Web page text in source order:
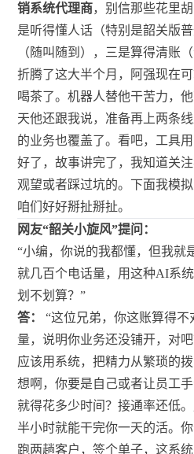
销系统代理商，别信那些花里
是听得懂人话（特别是韶关版
（随叫随到），三是算得清账
折腾了这大半个月，阿强现在
喝茶了。机器人替他干苦力，
天他还跟我说，准备再上两条
的业务也覆盖了。看吧，工具
好了，故事讲完了，我知道关
观望或者踩过坑的。下面我模
咱们好好掰扯掰扯。
网友“韶关小旋风”提问：
“小编，你说的我都懂，但我就
就几百个电话量，用这种AI系
划不划算？”
答：
“这位兄弟，你这账算得
量，说明你业务还没铺开，对
应该用系统，把精力从繁琐的
想啊，你要是自己或者让员工
就得花多少时间？接通率还低
半小时就能干完你一天的活。
跑两趟客户，签个单子，这系